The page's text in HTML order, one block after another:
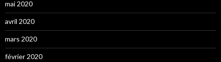
mai 2020
avril 2020
mars 2020
février 2020